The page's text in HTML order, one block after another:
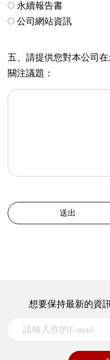
永續報告書
公司網站資訊
五、請提供您對本公司
關注議題：
送出
想要保持最新的資